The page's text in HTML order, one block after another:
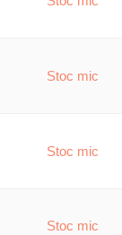
Stoc mic
Stoc mic
Stoc mic